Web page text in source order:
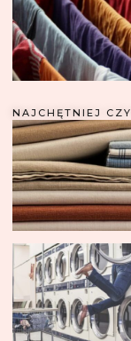
NAJCHĘTNIEJ